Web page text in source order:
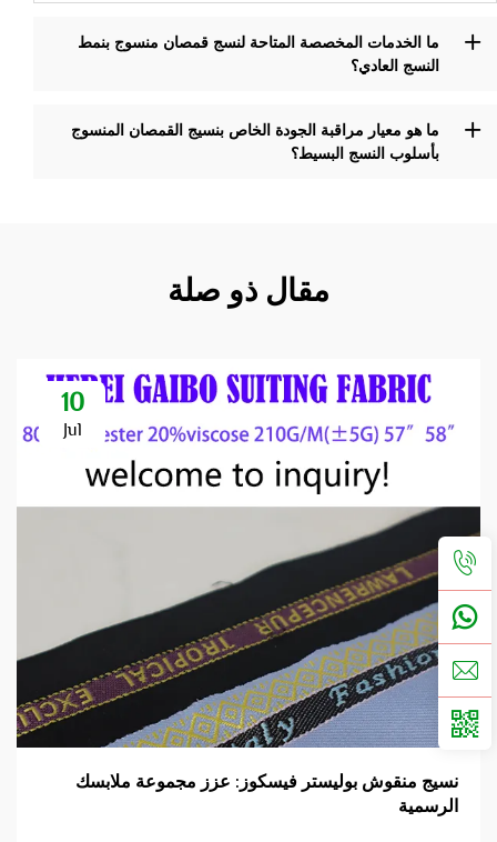
ما الخدمات المخصصة المتاحة لنسج قمصان منسوج بنمط
النسج العادي؟
ما هو معيار مراقبة الجودة الخاص بنسيج القمصان المنسوج
بأسلوب النسج البسيط؟
مقال ذو صلة
10
Jul
نسيج منقوش بوليستر فيسكوز: عزز مجموعة ملابسك
الرسمية